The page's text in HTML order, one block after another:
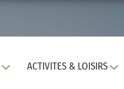
ACTIVITES & LOISIRS